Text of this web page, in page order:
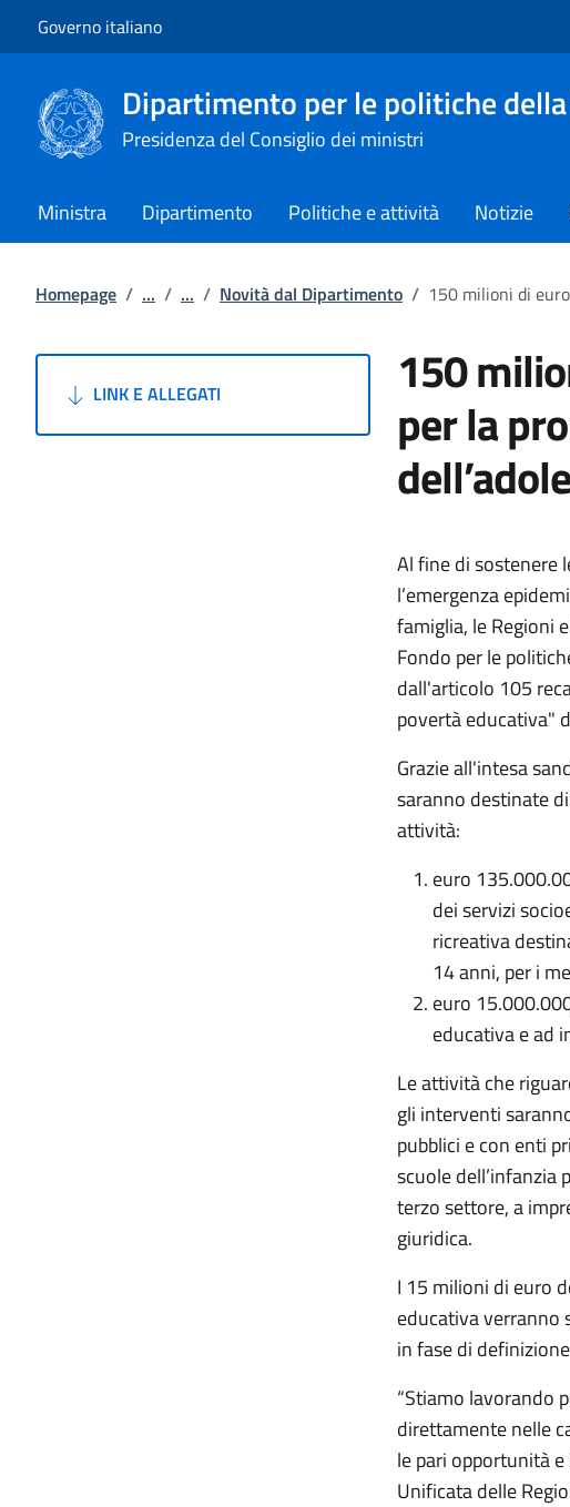
Governo italiano
Dipartimento per le politiche
Presidenza del Consiglio dei ministri
Ministra Dipartimento Politiche e attività Notizie
Homepage / ... / ... / Novità dal Dipartimento / 150 milioni di
LINK E ALLEGATI 150
per la
Al fine di sostenere
l’emergenza
famiglia, le Regioni
Fondo per le
dall'articolo 105
povertà educativa"
Grazie all'intesa
saranno destinate
attività:
euro
dei servizi
ricreativa
14 anni, per i
euro
educativa e ad
Le attività che
gli interventi
pubblici e con enti
scuole dell’infanzia
terzo settore, a
giuridica.
I 15 milioni di euro
educativa verranno
in fase di
“Stiamo lavorando
direttamente nelle
le pari opportunità
Unificata delle